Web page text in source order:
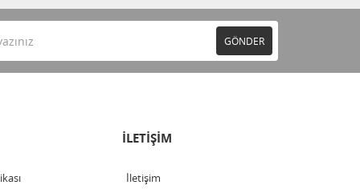
GÖNDER
İLETİŞİM
İletişim